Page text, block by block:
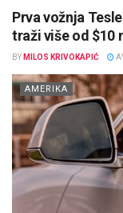
Prva vožnja
traži više od $10
BY MILOS KRIVOKAPIĆ
AMERIKA